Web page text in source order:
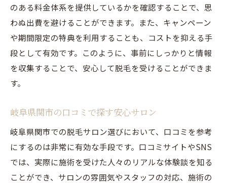
のある料金体系を提供しているかを確認することで、思
わぬ出費を避けることができます。また、キャンペーン
や期間限定の特典を利用することも、コストを抑える手
段として有効です。このように、事前にしっかりと情報
を収集することで、安心して脱毛を受けることができま
す。
岐阜県関市の口コミで探す安心サロン
岐阜県関市での脱毛サロン選びにおいて、口コミを参考
にするのは非常に有効な手段です。口コミサイトやSNS
では、実際に施術を受けた人々のリアルな体験談を知る
ことができ、サロンの雰囲気やスタッフの対応、施術の